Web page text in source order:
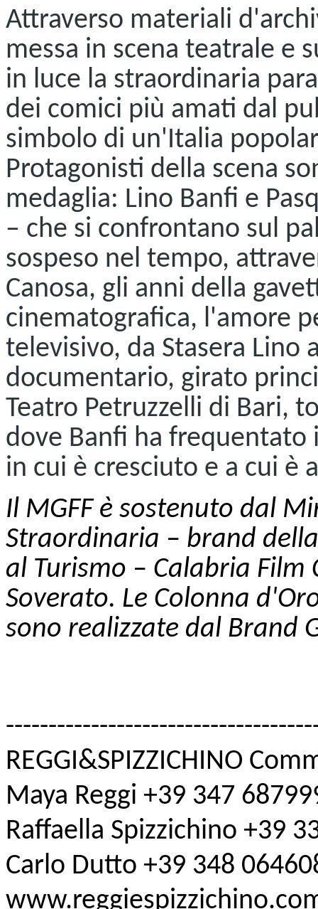
Attraverso materiali
messa in scena teatrale e
in luce la straordinaria
dei comici più amati dal
simbolo di un'Italia
Protagonisti della scena
medaglia: Lino Banfi e
– che si confrontano sul
sospeso nel tempo,
Canosa, gli anni della
cinematografica, l'amore
televisivo, da Stasera Lino
documentario, girato
Teatro Petruzzelli di Bari,
dove Banfi ha frequentato
in cui è cresciuto e a cui è
Il MGFF è sostenuto dal
Straordinaria – brand
al Turismo – Calabria Film
Soverato. Le Colonna
sono realizzate dal Brand
REGGI&SPIZZICHINO
Maya Reggi +39 347
Raffaella Spizzichino +39
Carlo Dutto +39 348